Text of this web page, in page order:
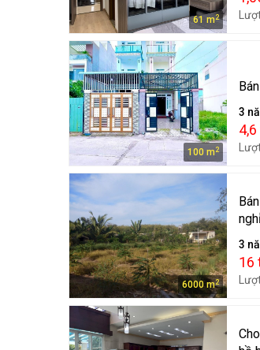
61 m2
100 m 2
3
6000 m2
3
16